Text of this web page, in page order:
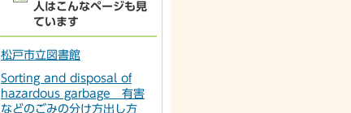
人はこんなページも見
ています
松戸市立図書館
Sorting and disposal of
hazardous garbage 有害
などのごみの分け方出し方